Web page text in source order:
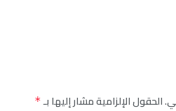
الحقول الإلزامية مشار إليها بـ*